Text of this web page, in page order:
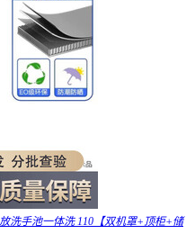
洗手池一体洗 110【双机罩+顶柜+储